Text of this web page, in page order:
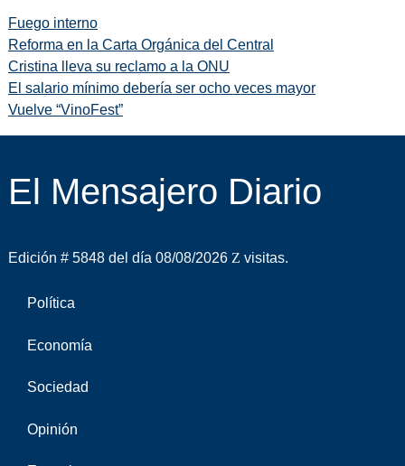
Fuego interno
Reforma en la Carta Orgánica del Central
Cristina lleva su reclamo a la ONU
El salario mínimo debería ser ocho veces mayor
Vuelve “VinoFest”
El Mensajero Diario
Edición # 5848 del día 08/08/2026 visitas.
Política
Economía
Sociedad
Opinión